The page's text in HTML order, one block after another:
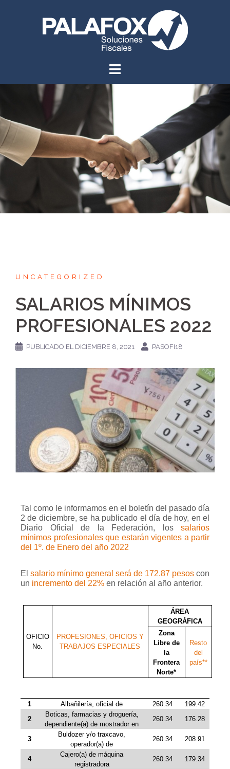
UNCATEGORIZED
SALARIOS MÍNIMOS
PROFESIONALES 2022
PUBLICADO EL DICIEMBRE 8, 2021 PASOFI18
Tal como le informamos en el boletín del pasado día
2 de diciembre, se ha publicado el día de hoy, en el
Diario Oficial de la Federación, los salarios
mínimos profesionales que estarán vigentes a partir
del 1º. de Enero del año 2022
El salario mínimo general será de 172.87 pesos con
un incremento del 22% en relación al año anterior.
OFICIO
No.
PROFESIONES, OFICIOS Y
TRABAJOS ESPECIALES
ÁREA
GEOGRÁFICA
Zona
Libre de
la
Frontera
Norte*
Resto
del
país**
1 Albañilería, oficial de 260.34
199.42
2
Boticas, farmacias y droguería,
dependiente(a) de mostrador en
260.34 176.28
3
Buldozer y/o traxcavo,
operador(a) de
260.34 208.91
4
Cajero(a) de máquina
registradora
260.34 179.34